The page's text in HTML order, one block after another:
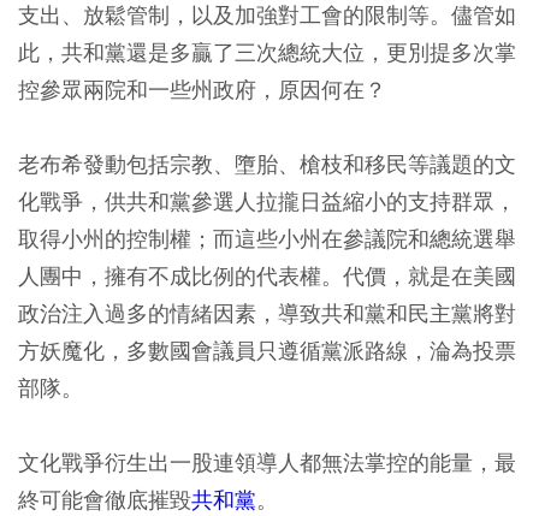
支出、放鬆管制，以及加強對工會的限制等。儘管如
此，共和黨還是多贏了三次總統大位，更別提多次掌
控參眾兩院和一些州政府，原因何在？
老布希發動包括宗教、墮胎、槍枝和移民等議題的文
化戰爭，供共和黨參選人拉攏日益縮小的支持群眾，
取得小州的控制權；而這些小州在參議院和總統選舉
人團中，擁有不成比例的代表權。代價，就是在美國
政治注入過多的情緒因素，導致共和黨和民主黨將對
方妖魔化，多數國會議員只遵循黨派路線，淪為投票
部隊。
文化戰爭衍生出一股連領導人都無法掌控的能量，最
終可能會徹底摧毀共和黨。